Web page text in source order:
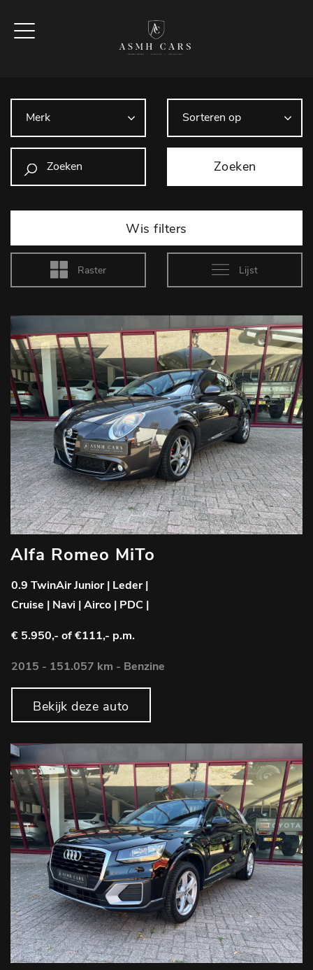
Zoeken
Wis filters
Raster Lijst
Alfa Romeo MiTo
0.9 TwinAir Junior | Leder |
Cruise | Navi | Airco | PDC |
€ 5.950,- of €111,- p.m.
2015 - 151.057 km - Benzine
Bekijk deze auto